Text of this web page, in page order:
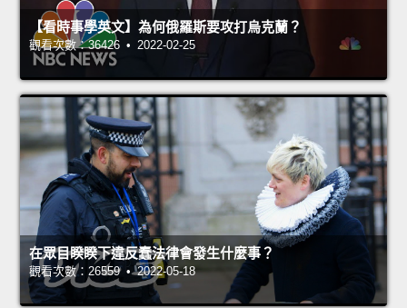
【看時事學英文】為何俄羅斯要攻打烏克蘭？
觀看次數：36426 • 2022-02-25
在眾目睽睽下違反蠢法律會發生什麼事？
觀看次數：26559 • 2022-05-18